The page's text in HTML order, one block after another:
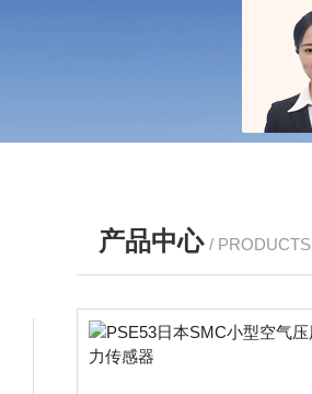
产品中心 / PRODUCTS